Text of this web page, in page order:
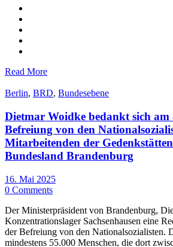
Read More
Berlin, BRD, Bundesebene
Dietmar Woidke bedankt sich am
Befreiung von den
Mitarbeitenden der
Bundesland Brandenburg
16. Mai 2025
0 Comments
Der Ministerpräsident von Brandenburg,
Konzentrationslager Sachsenhausen eine
der Befreiung von den Nationalsozialisten.
mindestens 55.000 Menschen, die dort